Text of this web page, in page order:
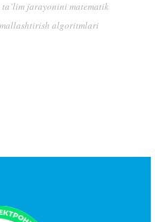
ta’lim jarayonini matematik
algoritmlari